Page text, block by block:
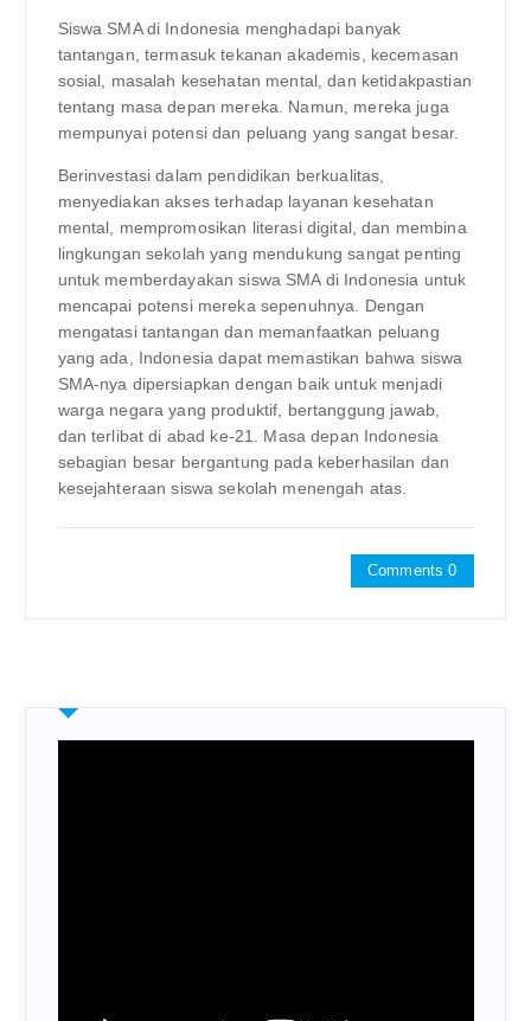
Siswa SMA di Indonesia menghadapi banyak
tantangan, termasuk tekanan akademis, kecemasan
sosial, masalah kesehatan mental, dan ketidakpastian
tentang masa depan mereka. Namun, mereka juga
mempunyai potensi dan peluang yang sangat besar.
Berinvestasi dalam pendidikan berkualitas,
menyediakan akses terhadap layanan kesehatan
mental, mempromosikan literasi digital, dan membina
lingkungan sekolah yang mendukung sangat penting
untuk memberdayakan siswa SMA di Indonesia untuk
mencapai potensi mereka sepenuhnya. Dengan
mengatasi tantangan dan memanfaatkan peluang
yang ada, Indonesia dapat memastikan bahwa siswa
SMA-nya dipersiapkan dengan baik untuk menjadi
warga negara yang produktif, bertanggung jawab,
dan terlibat di abad ke-21. Masa depan Indonesia
sebagian besar bergantung pada keberhasilan dan
kesejahteraan siswa sekolah menengah atas.
Comments 0